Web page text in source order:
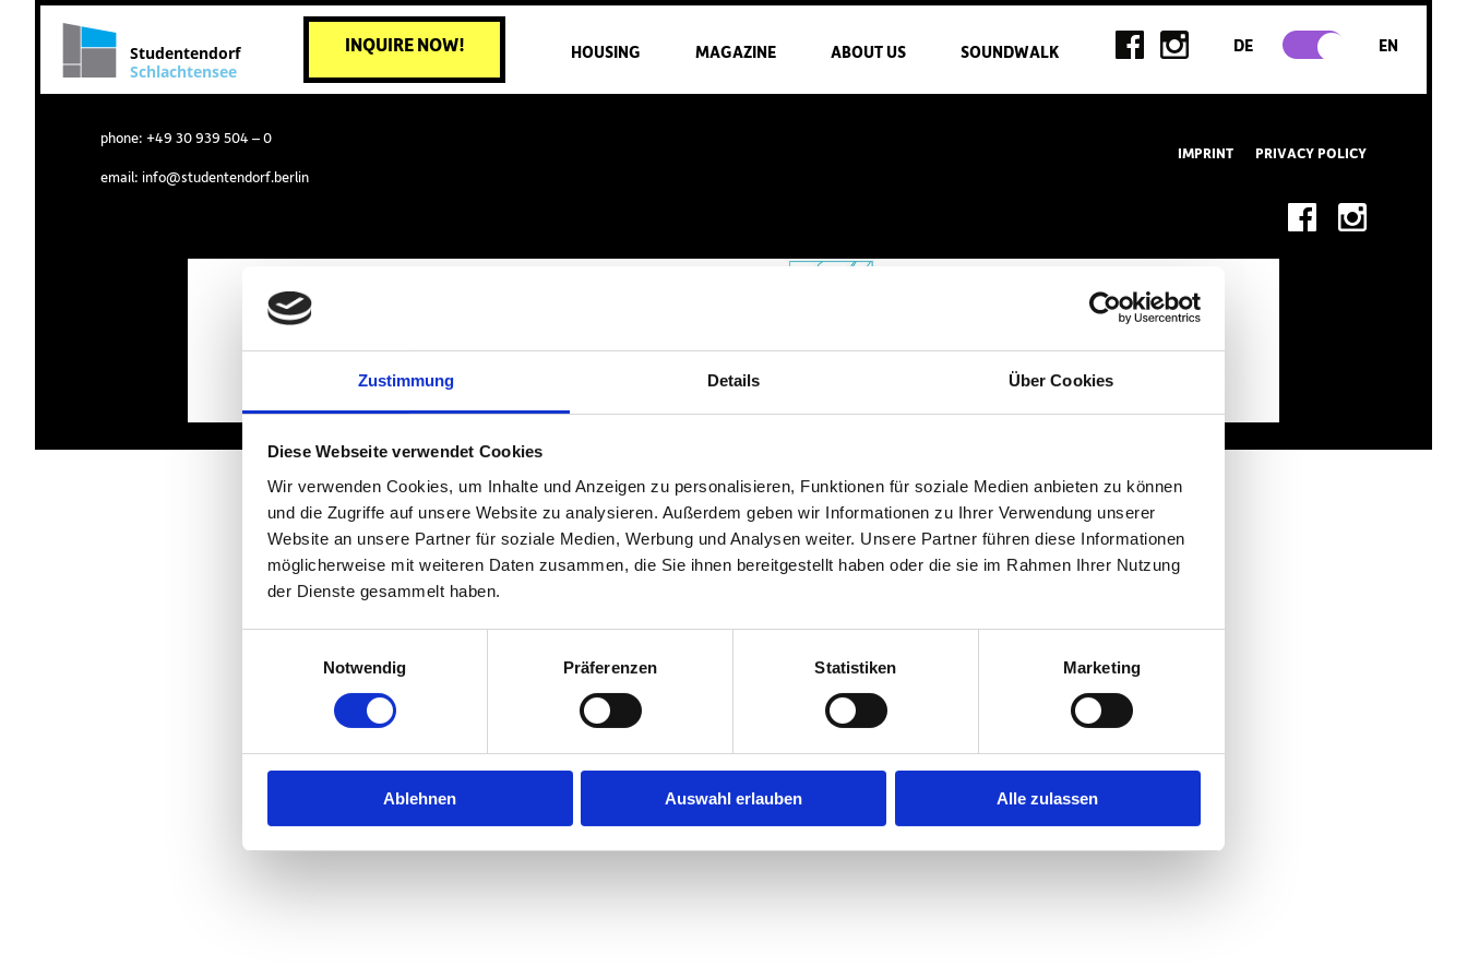
Zustimmung Details Über Cookies
Diese Webseite verwendet Cookies
Wir verwenden Cookies, um Inhalte und Anzeigen zu personalisieren, Funktionen für soziale Medien anbieten zu können
und die Zugriffe auf unsere Website zu analysieren. Außerdem geben wir Informationen zu Ihrer Verwendung unserer
Website an unsere Partner für soziale Medien, Werbung und Analysen weiter. Unsere Partner führen diese Informationen
möglicherweise mit weiteren Daten zusammen, die Sie ihnen bereitgestellt haben oder die sie im Rahmen Ihrer Nutzung
der Dienste gesammelt haben.
Notwendig
Präferenzen Statistiken Marketing
Ablehnen Auswahl erlauben Alle zulassen
Studentendorf
Schlachtensee
INQUIRE NOW! HOUSING MAGAZINE ABOUT US SOUNDWALK DE EN
phone: +49 30 939 504 – 0
email: info@studentendorf.berlin
IMPRINT PRIVACY POLICY